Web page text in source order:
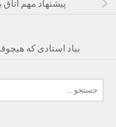
پیشنهاد مهم
بیاد استادی که
برای: